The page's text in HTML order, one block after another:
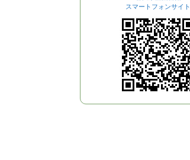
スマートフォンサイト